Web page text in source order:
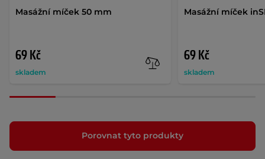
Masážní míček 50 mm
69 Kč
skladem
Masážní míček
69 Kč
skladem
Porovnat tyto produkty